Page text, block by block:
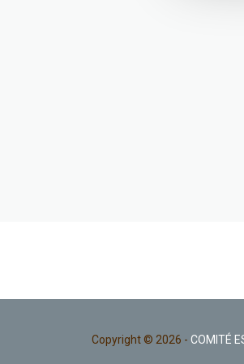
Copyright © 2026 - COMITÉ